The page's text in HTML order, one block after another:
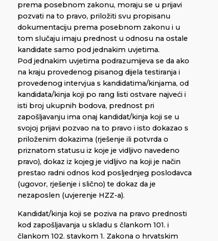
prema posebnom zakonu, moraju se u prijavi
pozvati na to pravo, priložiti svu propisanu
dokumentaciju prema posebnom zakonu i u
tom slučaju imaju prednost u odnosu na ostale
kandidate samo pod jednakim uvjetima.
Pod jednakim uvjetima podrazumijeva se da ako
na kraju provedenog pisanog dijela testiranja i
provedenog intervjua s kandidatima/kinjama, od
kandidata/kinja koji po rang listi ostvare najveći i
isti broj ukupnih bodova, prednost pri
zapošljavanju ima onaj kandidat/kinja koji se u
svojoj prijavi pozvao na to pravo i isto dokazao s
priloženim dokazima (rješenje ili potvrda o
priznatom statusu iz koje je vidljivo navedeno
pravo), dokaz iz kojeg je vidljivo na koji je način
prestao radni odnos kod posljednjeg poslodavca
(ugovor, rješenje i slično) te dokaz da je
nezaposlen (uvjerenje HZZ-a).
Kandidat/kinja koji se poziva na pravo prednosti
kod zapošljavanja u skladu s člankom 101. i
člankom 102. stavkom 1. Zakona o hrvatskim